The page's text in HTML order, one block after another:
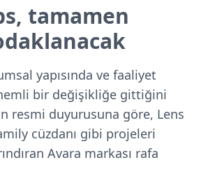
tamamen
yapısında ve faaliyet
bir değişikliğe gittiğini
resmi duyurusuna göre, Lens
cüzdanı gibi projeleri
Avara markası rafa